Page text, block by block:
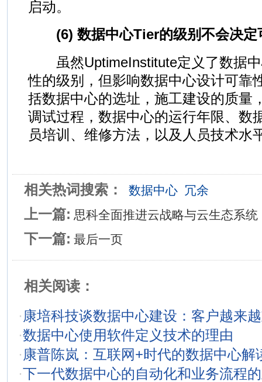
启动。
(6) 数据中心Tier的级别不会决定
虽然UptimeInstitute定义了数据中
性的级别，但影响数据中心设计可靠
括数据中心的选址，施工建设的质量
调试过程，数据中心的运行年限、数
员培训、维修方法，以及人员技术水
相关热词搜索： 数据中心 冗余
上一篇: 思科全面推进云战略与云生态系统
下一篇: 最后一页
相关阅读：
· 康培科技谈数据中心建设：客户越来
·数据中心使用软件定义技术的理由
· 康普陈岚：互联网+时代的数据中心解
·下一代数据中心的自动化和业务流程